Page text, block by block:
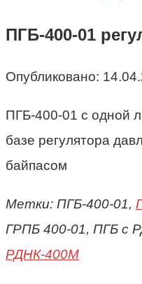
ПГБ-400-01
Опубликовано:
ПГБ-400-01 с одной
базе регулятора
байпасом
Метки: ПГБ-400-01,
ГРПБ 400-01, ПГБ с
РДНК-400М